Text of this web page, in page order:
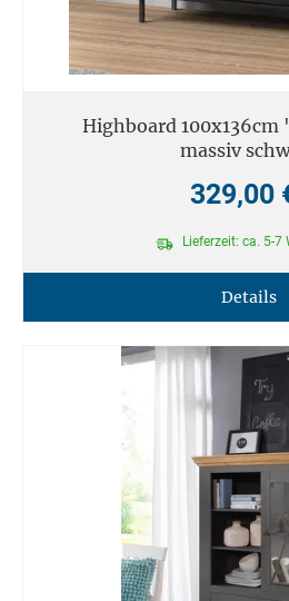
Highboard
massiv
329,00
Lieferzeit: ca. 5-7
Details